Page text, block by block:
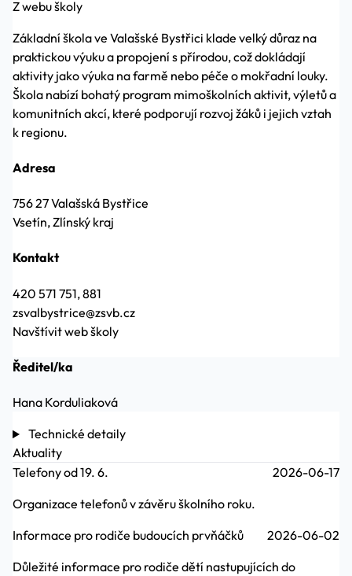
Z webu školy
Základní škola ve Valašské Bystřici klade velký důraz na
praktickou výuku a propojení s přírodou, což dokládají
aktivity jako výuka na farmě nebo péče o mokřadní louky.
Škola nabízí bohatý program mimoškolních aktivit, výletů a
komunitních akcí, které podporují rozvoj žáků i jejich vztah
k regionu.
Adresa
756 27 Valašská Bystřice
Vsetín, Zlínský kraj
Kontakt
420 571 751, 881
zsvalbystrice@zsvb.cz
Navštívit web školy
Ředitel/ka
Hana Korduliaková
Technické detaily
Aktuality
Telefony od 19. 6.
2026-06-17
Organizace telefonů v závěru školního roku.
Informace pro rodiče budoucích prvňáčků
2026-06-02
Důležité informace pro rodiče dětí nastupujících do